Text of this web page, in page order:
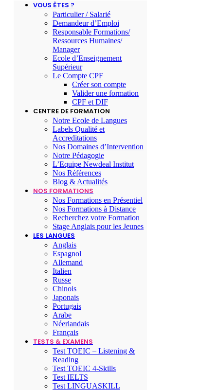
VOUS ÊTES ?
Particulier / Salarié
Demandeur d’Emploi
Responsable Formations/
Ressources Humaines/
Manager
Ecole d’Enseignement
Supérieur
Le Compte CPF
Créer son compte
Valider une formation
CPF et DIF
CENTRE DE FORMATION
Notre Ecole de Langues
Labels Qualité et
Accreditations
Nos Domaines d’Intervention
Notre Pédagogie
L’Equipe Newdeal Institut
Nos Références
Blog & Actualités
NOS FORMATIONS
Nos Formations en Présentiel
Nos Formations à Distance
Recherchez votre Formation
Stage Anglais pour les Jeunes
LES LANGUES
Anglais
Espagnol
Allemand
Italien
Russe
Chinois
Japonais
Portugais
Arabe
Néerlandais
Français
TESTS & EXAMENS
Test TOEIC – Listening &
Reading
Test TOEIC 4-Skills
Test IELTS
Test LINGUASKILL